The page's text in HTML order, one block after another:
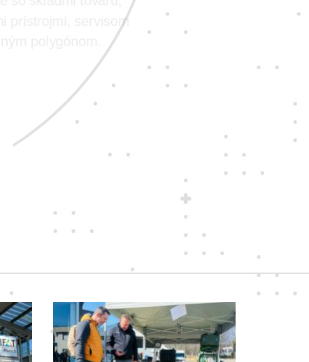
prístrojmi, servisom